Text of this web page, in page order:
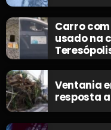
Carro
usado na
Ventania
resposta